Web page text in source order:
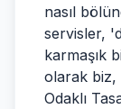
nasıl
servisler,
karmaşık
olarak biz,
Odaklı